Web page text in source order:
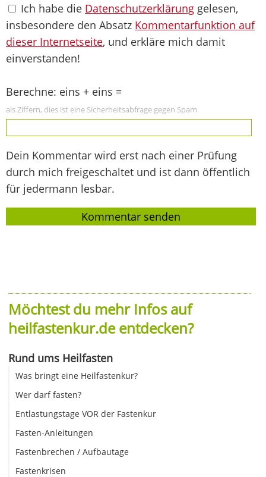
Ich habe die Datenschutzerklärung gelesen,
insbesondere den Absatz Kommentarfunktion auf
dieser Internetseite, und erkläre mich damit
einverstanden!
Berechne: eins + eins =
als Ziffern, dies ist eine Sicherheitsabfrage gegen Spam
Dein Kommentar wird erst nach einer Prüfung
durch mich freigeschaltet und ist dann öffentlich
für jedermann lesbar.
Möchtest du mehr Infos auf
heilfastenkur.de entdecken?
Rund ums Heilfasten
Was bringt eine Heilfastenkur?
Wer darf fasten?
Entlastungstage VOR der Fastenkur
Fasten-Anleitungen
Fastenbrechen / Aufbautage
Fastenkrisen